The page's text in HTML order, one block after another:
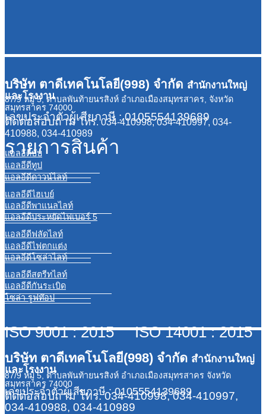
บริษัท ตาดีเทคโนโลยี(998) จำกัด สำนักงานใหญ่
และโรงงาน
87/9 หมู่ 5, ตำบลพันท้ายนรสิงห์ อำเภอเมืองสมุทรสาคร, จังหวัด
สมุทรสาคร 74000
เลขประจำตัวผู้เสียภาษี : 0105554139689
ติดต่อสอบถามโทร. 034-410998, 034-410997, 034-
410988, 034-410989
รายการสินค้า
แอลอีดีบับ
แอลอีดีทูป
แอลอีดีดาวน์ไลท์
แอลอีดีไฮเบย์
แอลอีดีพาแนลไลท์
แอลอีดีประหยัดไฟเบอร์ 5
แอลอีดีฟลัดไลท์
แอลอีดีไฟตกแต่ง
แอลอีดีโซล่าไลท์
แอลอีดีสตรีทไลท์
แอลอีดีกันระเบิด
โซล่า รูฟท๊อป
ISO 9001 : 2015 ISO 14001 : 2015
บริษัท ตาดีเทคโนโลยี(998) จำกัด สำนักงานใหญ่
และโรงงาน
87/9 หมู่ 5, ตำบลพันท้ายนรสิงห์ อำเภอเมืองสมุทรสาคร จังหวัด
สมุทรสาคร 74000
เลขประจำตัวผู้เสียภาษี : 0105554139689
ติดต่อสอบถาม โทร. 034-410998, 034-410997,
034-410988, 034-410989